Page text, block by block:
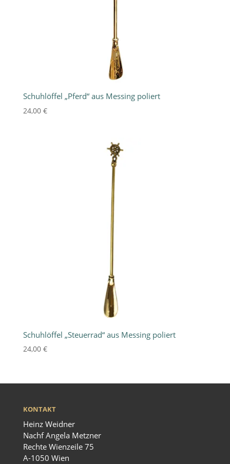
Schuhlöffel „Pferd“ aus Messing poliert
24,00 €
Schuhlöffel „Steuerrad“ aus Messing poliert
24,00 €
KONTAKT
Heinz Weidner
Nachf Angela Metzner
Rechte Wienzeile 75
A-1050 Wien